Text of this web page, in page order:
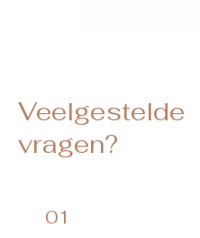
Veelgestelde
vragen?
01